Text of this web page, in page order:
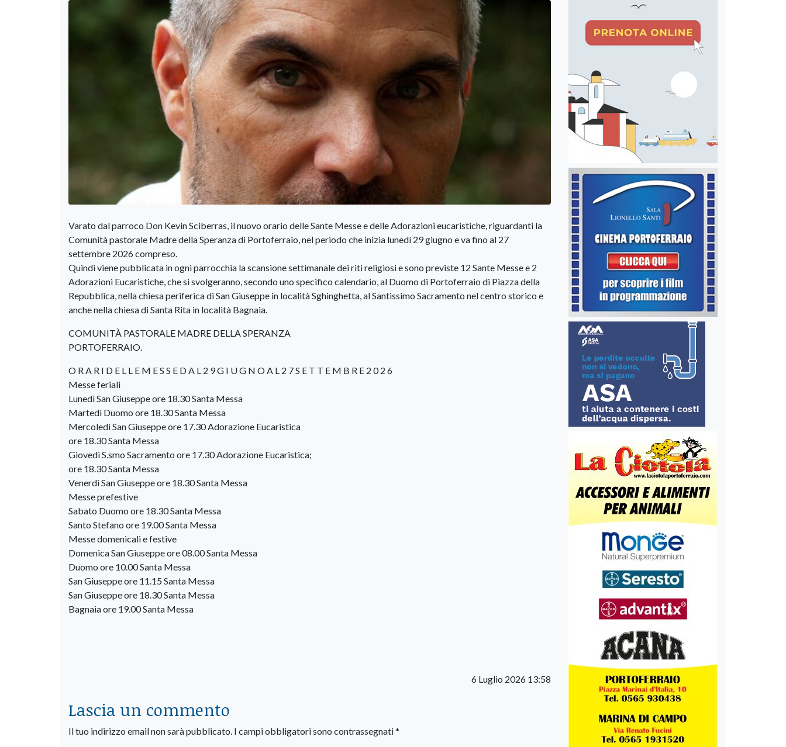
Varato dal parroco Don Kevin Sciberras, il nuovo orario delle Sante Messe e delle Adorazioni eucaristiche, riguardanti la
Comunità pastorale Madre della Speranza di Portoferraio, nel periodo che inizia lunedì 29 giugno e va fino al 27
settembre 2026 compreso.
Quindi viene pubblicata in ogni parrocchia la scansione settimanale dei riti religiosi e sono previste 12 Sante Messe e 2
Adorazioni Eucaristiche, che si svolgeranno, secondo uno specifico calendario, al Duomo di Portoferraio di Piazza della
Repubblica, nella chiesa periferica di San Giuseppe in località Sghinghetta, al Santissimo Sacramento nel centro storico e
anche nella chiesa di Santa Rita in località Bagnaia.
COMUNITÀ PASTORALE MADRE DELLA SPERANZA
PORTOFERRAIO.
O R A R I D E L L E M E S S E D A L 2 9 G I U G N O A L 2 7 S E T T E M B R E 2 0 2 6
Messe feriali
Lunedì San Giuseppe ore 18.30 Santa Messa
Martedì Duomo ore 18.30 Santa Messa
Mercoledì San Giuseppe ore 17.30 Adorazione Eucaristica
ore 18.30 Santa Messa
Giovedì S.smo Sacramento ore 17.30 Adorazione Eucaristica;
ore 18.30 Santa Messa
Venerdì San Giuseppe ore 18.30 Santa Messa
Messe prefestive
Sabato Duomo ore 18.30 Santa Messa
Santo Stefano ore 19.00 Santa Messa
Messe domenicali e festive
Domenica San Giuseppe ore 08.00 Santa Messa
Duomo ore 10.00 Santa Messa
San Giuseppe ore 11.15 Santa Messa
San Giuseppe ore 18.30 Santa Messa
Bagnaia ore 19.00 Santa Messa
6 Luglio 2026 13:58
Lascia un commento
Il tuo indirizzo email non sarà pubblicato. I campi obbligatori sono contrassegnati*